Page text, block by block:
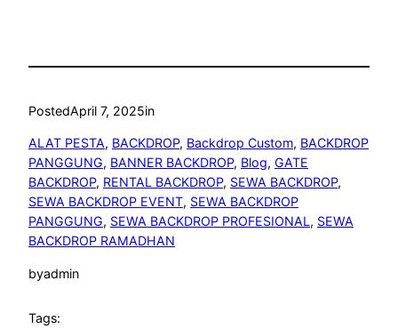
PostedApril 7, 2025in
ALAT PESTA, BACKDROP, Backdrop Custom, BACKDROP
PANGGUNG, BANNER BACKDROP, Blog, GATE
BACKDROP, RENTAL BACKDROP, SEWA BACKDROP
SEWA BACKDROP EVENT, SEWA BACKDROP
PANGGUNG, SEWA BACKDROP PROFESIONAL, SEWA
BACKDROP RAMADHAN
byadmin
Tags: